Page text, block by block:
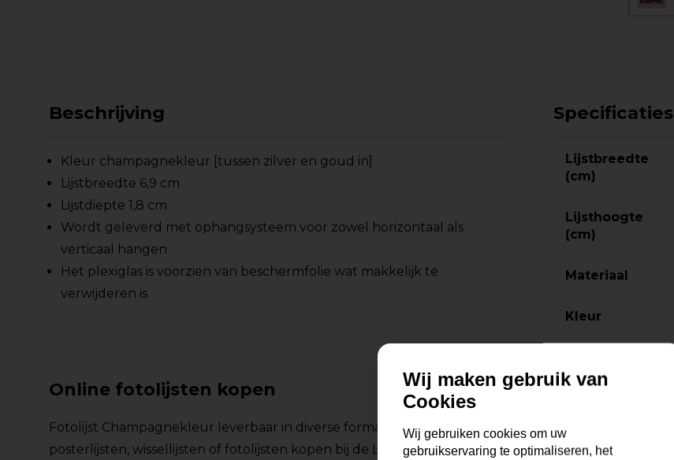
Beschrijving
Kleur champagnekleur [tussen zilver en goud in]
Lijstbreedte 6,9 cm
Lijstdiepte 1,8 cm
Wordt geleverd met ophangsysteem voor zowel horizontaal als
verticaal hangen
Het plexiglas is voorzien van beschermfolie wat makkelijk te
verwijderen is
Online fotolijsten kopen
Fotolijst Champagnekleur leverbaar in diverse formaten. Online
posterlijsten, wissellijsten of fotolijsten kopen bij de Lijstengigant met
Specificaties
Lijstbreedte
(cm)
Lijsthoogte
(cm)
Materiaal
Kleur
Wij maken gebruik van
Cookies
Wij gebruiken cookies om uw
gebruikservaring te optimaliseren, het